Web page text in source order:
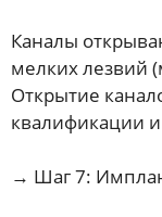
Каналы
мелких лезвий
Открытие
квалификации и
→ Шаг 7: